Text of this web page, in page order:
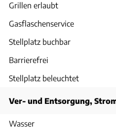
Grillen erlaubt
Gasflaschenservice
Stellplatz buchbar
Barrierefrei
Stellplatz beleuchtet
Ver- und Entsorgung,
Wasser